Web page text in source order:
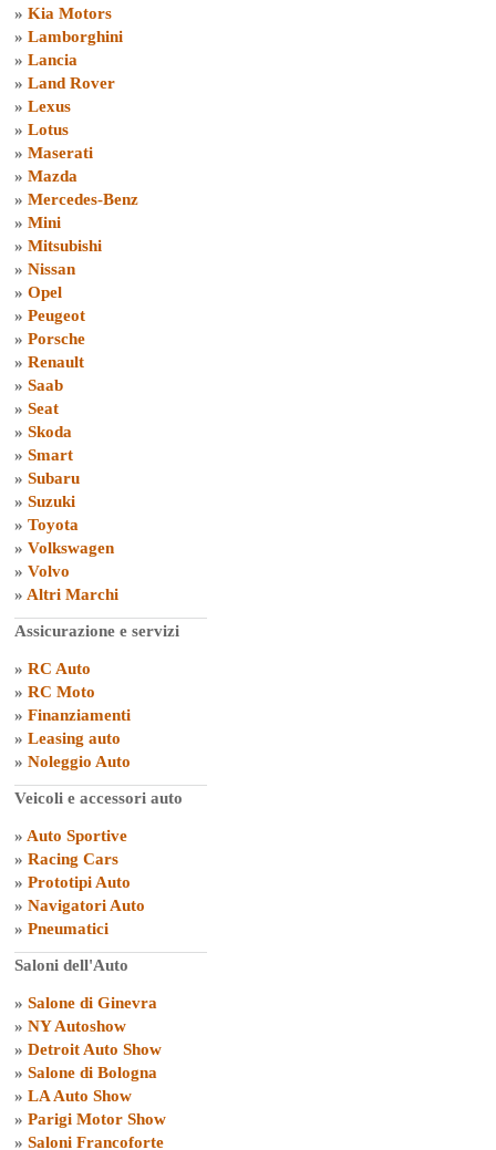
» Kia Motors
» Lamborghini
» Lancia
» Land Rover
» Lexus
» Lotus
» Maserati
» Mazda
» Mercedes-Benz
» Mini
» Mitsubishi
» Nissan
» Opel
» Peugeot
» Porsche
» Renault
» Saab
» Seat
» Skoda
» Smart
» Subaru
» Suzuki
» Toyota
» Volkswagen
» Volvo
» Altri Marchi
Assicurazione e servizi
» RC Auto
» RC Moto
» Finanziamenti
» Leasing auto
» Noleggio Auto
Veicoli e accessori auto
» Auto Sportive
» Racing Cars
» Prototipi Auto
» Navigatori Auto
» Pneumatici
Saloni dell'Auto
» Salone di Ginevra
» NY Autoshow
» Detroit Auto Show
» Salone di Bologna
» LA Auto Show
» Parigi Motor Show
» Saloni Francoforte